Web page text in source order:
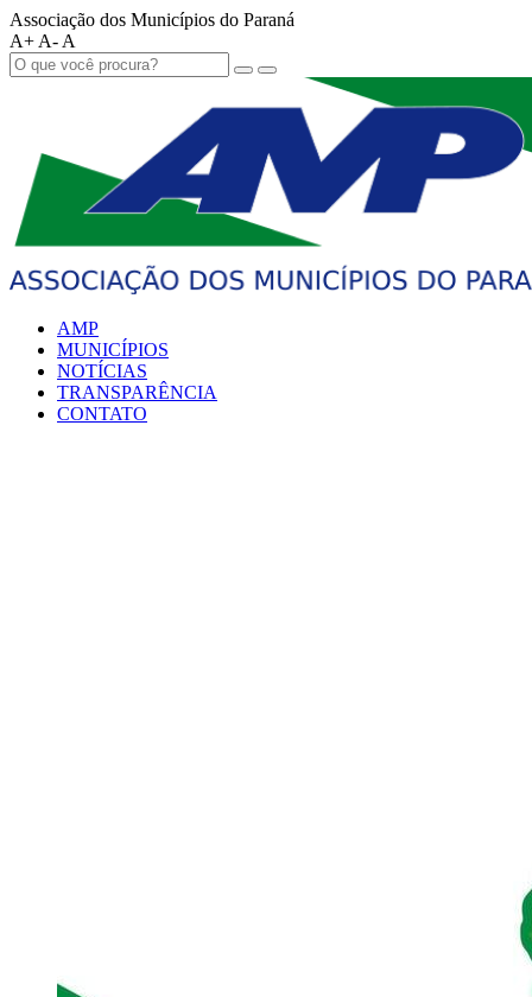
Associação dos Municípios do Paraná
A+ A- A
AMP
MUNICÍPIOS
NOTÍCIAS
TRANSPARÊNCIA
CONTATO